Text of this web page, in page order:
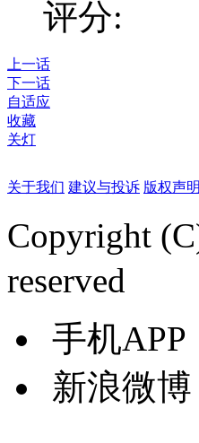
评分:
上一话
下一话
自适应
收藏
关灯
关于我们 建议与投诉 版权声明
Copyright
reserved
手机APP
新浪微博